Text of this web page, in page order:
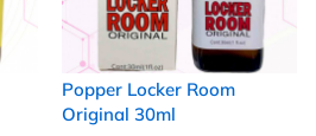
Popper Locker Room
Original 30ml